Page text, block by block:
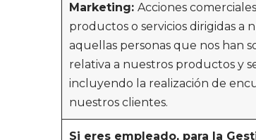
Marketing: Acciones
productos o servicios dirigidas a
aquellas personas que nos han
relativa a nuestros productos y
incluyendo la realización de
nuestros clientes.
Si eres empleado, para la